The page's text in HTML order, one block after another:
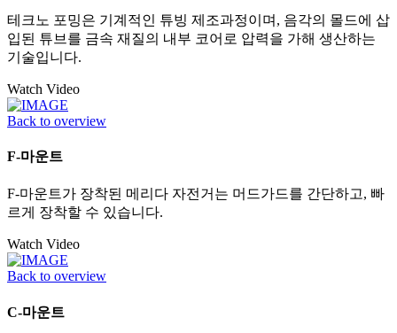
테크노 포밍은 기계적인 튜빙 제조과정이며, 음각의 몰드에 삽
입된 튜브를 금속 재질의 내부 코어로 압력을 가해 생산하는
기술입니다.
Watch Video
Back to overview
F-마운트
F-마운트가 장착된 메리다 자전거는 머드가드를 간단하고, 빠
르게 장착할 수 있습니다.
Watch Video
Back to overview
C-마운트